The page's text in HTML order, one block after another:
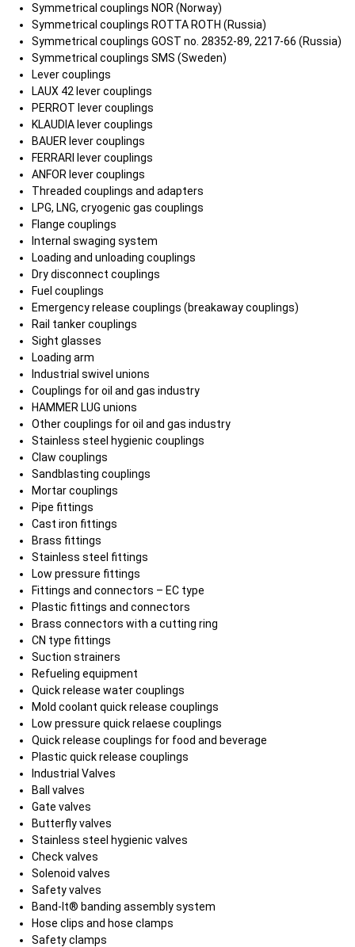
Symmetrical couplings NOR (Norway)
Symmetrical couplings ROTTA ROTH (Russia)
Symmetrical couplings GOST no. 28352-89, 2217-66 (Russia)
Symmetrical couplings SMS (Sweden)
Lever couplings
LAUX 42 lever couplings
PERROT lever couplings
KLAUDIA lever couplings
BAUER lever couplings
FERRARI lever couplings
ANFOR lever couplings
Threaded couplings and adapters
LPG, LNG, cryogenic gas couplings
Flange couplings
Internal swaging system
Loading and unloading couplings
Dry disconnect couplings
Fuel couplings
Emergency release couplings (breakaway couplings)
Rail tanker couplings
Sight glasses
Loading arm
Industrial swivel unions
Couplings for oil and gas industry
HAMMER LUG unions
Other couplings for oil and gas industry
Stainless steel hygienic couplings
Claw couplings
Sandblasting couplings
Mortar couplings
Pipe fittings
Cast iron fittings
Brass fittings
Stainless steel fittings
Low pressure fittings
Fittings and connectors – EC type
Plastic fittings and connectors
Brass connectors with a cutting ring
CN type fittings
Suction strainers
Refueling equipment
Quick release water couplings
Mold coolant quick release couplings
Low pressure quick relaese couplings
Quick release couplings for food and beverage
Plastic quick release couplings
Industrial Valves
Ball valves
Gate valves
Butterfly valves
Stainless steel hygienic valves
Check valves
Solenoid valves
Safety valves
Band-It® banding assembly system
Hose clips and hose clamps
Safety clamps